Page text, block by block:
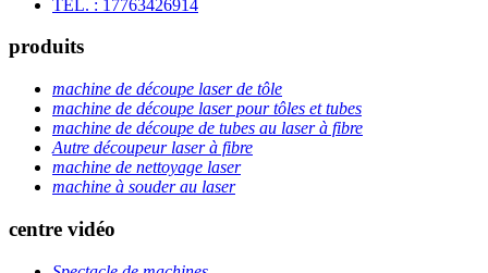
TÉL. : 17763426914
produits
machine de découpe laser de tôle
machine de découpe laser pour tôles et tubes
machine de découpe de tubes au laser à fibre
Autre découpeur laser à fibre
machine de nettoyage laser
machine à souder au laser
centre vidéo